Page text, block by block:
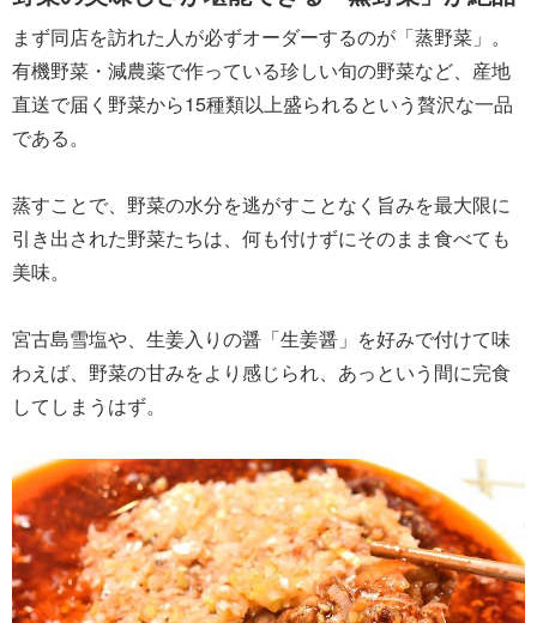
まず同店を訪れた人が必ずオーダーするのが「蒸野菜」。
有機野菜・減農薬で作っている珍しい旬の野菜など、産地
直送で届く野菜から15種類以上盛られるという贅沢な一品
である。
蒸すことで、野菜の水分を逃がすことなく旨みを最大限に
引き出された野菜たちは、何も付けずにそのまま食べても
美味。
宮古島雪塩や、生姜入りの醤「生姜醤」を好みで付けて味
わえば、野菜の甘みをより感じられ、あっという間に完食
してしまうはず。